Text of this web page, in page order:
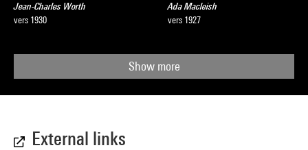
Jean-Charles Worth
vers 1930
Ada Macleish
vers 1927
Show more
External links